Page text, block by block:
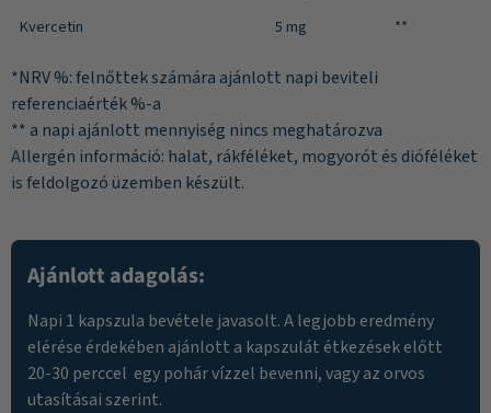
Kvercetin
5 mg **
*NRV %: felnőttek számára ajánlott napi beviteli
referenciaérték %-a
** a napi ajánlott mennyiség nincs meghatározva
Allergén információ: halat, rákféléket, mogyorót és dióféléket
is feldolgozó üzemben készült.
Ajánlott adagolás:
Napi 1 kapszula bevétele javasolt. A legjobb eredmény
elérése érdekében ajánlott a kapszulát étkezések előtt
20-30 perccel egy pohár vízzel bevenni, vagy az orvos
utasításai szerint.